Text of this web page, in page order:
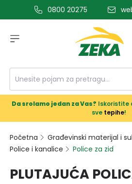
glavni sadržaj0800 20275
Da srolamo jedan za Vas? Iskoristite
sve tepihe!
Početna
Građevinski materijal i
Police i kanalice
Police za zid
PLUTAJUĆA